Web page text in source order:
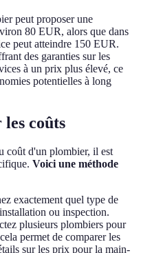
peut proposer une
80 EUR, alors que dans
peut atteindre 150 EUR.
des garanties sur les
à un prix plus élevé, ce
potentielles à long
coûts
coût d'un plombier, il est
Voici une méthode
exactement quel type de
ou inspection.
plusieurs plombiers pour
permet de comparer les
sur les prix pour la main-